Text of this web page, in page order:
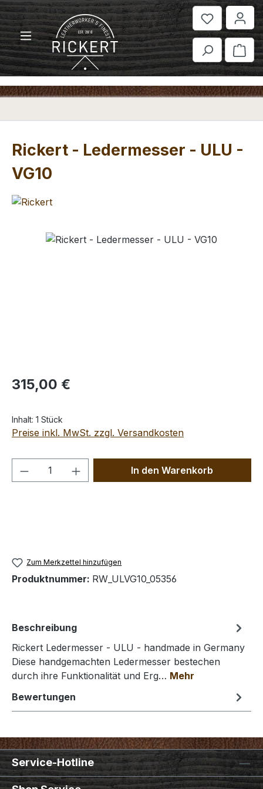
Zum Hauptinhalt springen
Rickert - Ledermesser - ULU -
VG10
Bildergalerie überspringen
Regulärer Preis:
315,00 €
Inhalt: 1 Stück
Preise inkl. MwSt. zzgl. Versandkosten
Produkt Anzahl: Gib denIn den Warenkorb
Zum Merkzettel hinzufügen
Produktnummer: RW_ULVG10_05356
Beschreibung
Rickert Ledermesser - ULU - handmade in Germany
Diese handgemachten Ledermesser bestechen
durch ihre Funktionalität und Erg… Mehr
Bewertungen
Service-Hotline